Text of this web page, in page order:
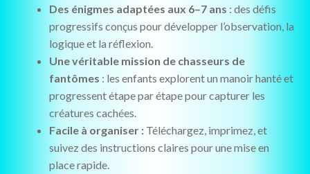
Des énigmes adaptées aux 6–7 ans : des défis
progressifs conçus pour développer l’observation, la
logique et la réflexion.
Une véritable mission de chasseurs de
fantômes : les enfants explorent un manoir hanté et
progressent étape par étape pour capturer les
créatures cachées.
Facile à organiser :Téléchargez, imprimez, et
suivez des instructions claires pour une mise en
place rapide.